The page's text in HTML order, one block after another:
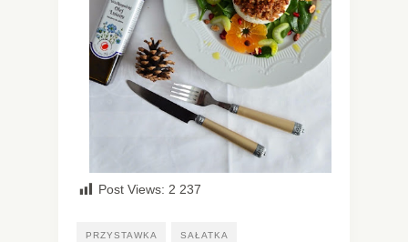
Post Views: 2 237
PRZYSTAWKA SAŁATKA